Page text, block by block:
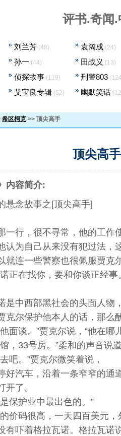
评书.奇闻
刘兰芳 (48) 袁阔成 (24)
孙一 (44) 田战义 (13)
侦探故事 (119) 刑警803
艾宝良专辑 (52) 幽默笑话
希区柯克>> 顶尖高手
顶尖高手
内容简介:
悬念故事之[顶尖高手]
一行，很不寻常，他的工作
认为自己从来没有犯过法，
就连一些警察也很佩服贾克
在找你，要和你谈正经事
中西部黑社会的头面人物
克尔保护他本人的话，那么
谈。”贾克尔说，“他在哪
33号房。”柔和的声音说道
。”贾克尔微笑着说，
汽车，沿着一条窄窄的通
开了。
护业中最出色的。”
码很高，一天四百美元，
吓着格拉瓦诺。格拉瓦诺